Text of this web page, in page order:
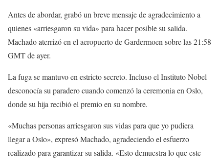
Antes de abordar, grabó un breve mensaje de agradecimiento a
quienes «arriesgaron su vida» para hacer posible su salida.
Machado aterrizó en el aeropuerto de Gardermoen sobre las 21:58
GMT de ayer.
La fuga se mantuvo en estricto secreto. Incluso el Instituto Nobel
desconocía su paradero cuando comenzó la ceremonia en Oslo,
donde su hija recibió el premio en su nombre.
«Muchas personas arriesgaron sus vidas para que yo pudiera
llegar a Oslo», expresó Machado, agradeciendo el esfuerzo
realizado para garantizar su salida. «Esto demuestra lo que este